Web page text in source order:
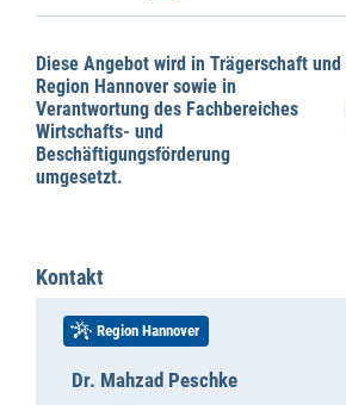
Diese Angebot wird in Trägerschaft
Region Hannover sowie in
Verantwortung des Fachbereiches
Wirtschafts- und
Beschäftigungsförderung
umgesetzt.
Kontakt
Region Hannover
Dr. Mahzad Peschke